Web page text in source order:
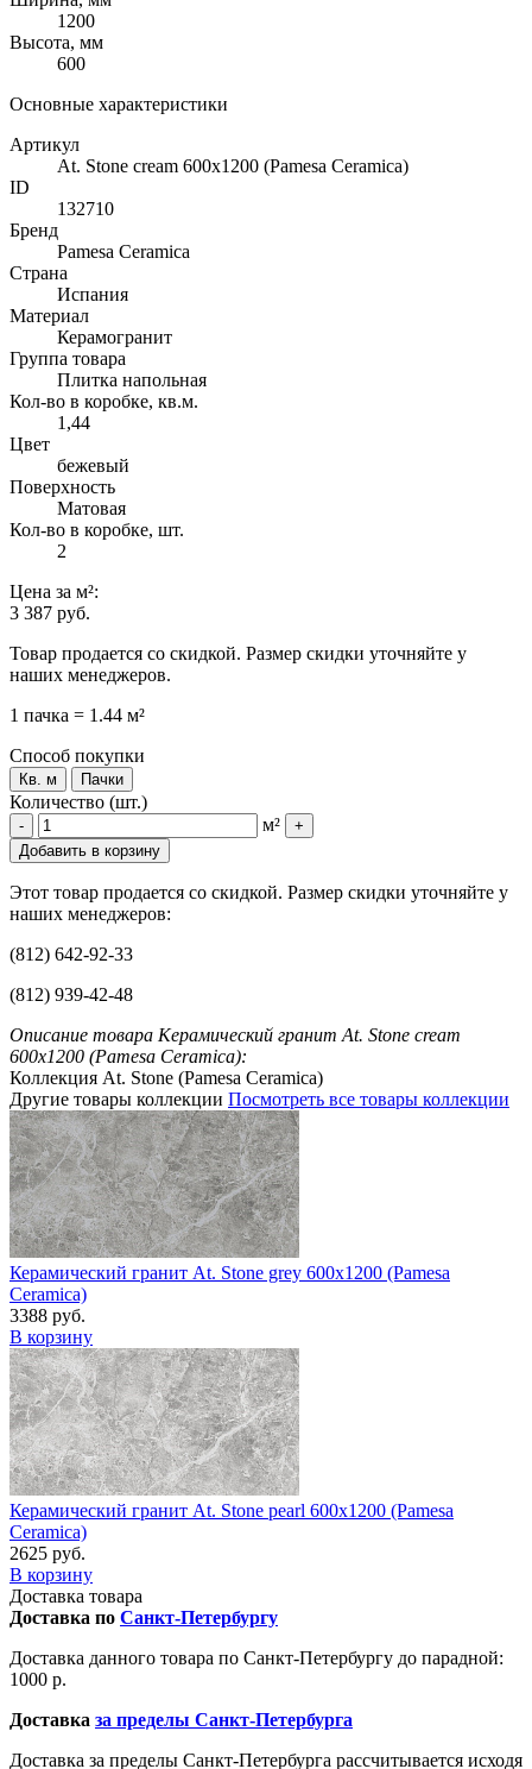
1200
Высота, мм
600
Основные характеристики
Артикул
At. Stone cream 600x1200 (Pamesa Ceramica)
ID
132710
Бренд
Pamesa Ceramica
Страна
Испания
Материал
Керамогранит
Группа товара
Плитка напольная
Кол-во в коробке, кв.м.
1,44
Цвет
бежевый
Поверхность
Матовая
Кол-во в коробке, шт.
2
Цена за м²:
3 387 руб.
Товар продается со скидкой. Размер скидки уточняйте у
наших менеджеров.
1 пачка = 1.44 м²
Способ покупки
Кв. м Пачки
Количество (шт.)
- м²
+
Добавить в корзину
Этот товар продается со скидкой. Размер скидки уточняйте у
наших менеджеров:
(812) 642-92-33
(812) 939-42-48
Описание товара Керамический гранит At. Stone cream
600x1200 (Pamesa Ceramica):
Коллекция At. Stone (Pamesa Ceramica)
Другие товары коллекции Посмотреть все товары коллекции
Керамический гранит At. Stone grey 600x1200 (Pamesa
Ceramica)
3388 руб.
В корзину
Керамический гранит At. Stone pearl 600x1200 (Pamesa
Ceramica)
2625 руб.
В корзину
Доставка товара
Доставка по Санкт-Петербургу
Доставка данного товара по Санкт-Петербургу до парадной:
1000 р.
Доставка за пределы Санкт-Петербурга
Доставка за пределы Санкт-Петербурга рассчитывается исходя